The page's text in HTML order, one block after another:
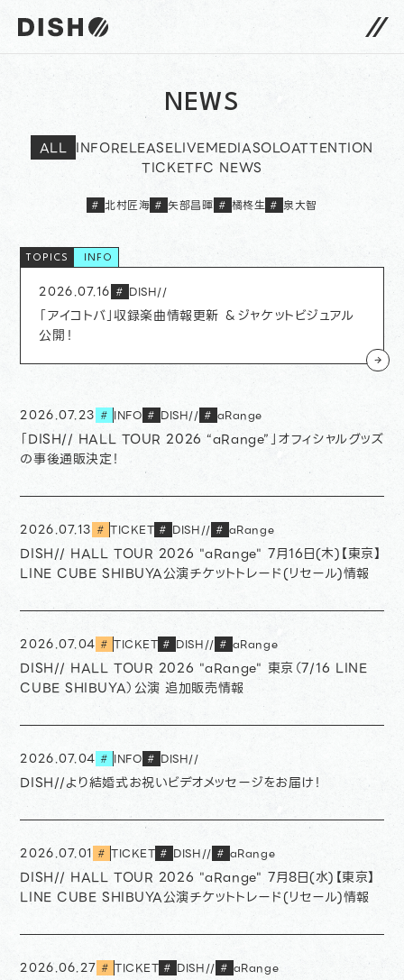
DISH// サイトトップへ
NEWS
ALL INFORELEASELIVEMEDIASOLOATTENTION
TICKETFC NEWS
# 北村匠海 # 矢部昌暉 # 橘柊生 # 泉大智
INFO
2026.07.16 # DISH//
「アイコトバ」収録楽曲情報更新 ＆ジャケットビジュアル
公開！
2026.07.23 # INFO # DISH// # aRange
「DISH// HALL TOUR 2026 “aRange”」オフィシャルグッズ
の事後通販決定！
2026.07.13 # TICKET # DISH// # aRange
DISH// HALL TOUR 2026 "aRange" 7月16日(木)【東京】
LINE CUBE SHIBUYA公演チケットトレード(リセール)情報
2026.07.04 # TICKET # DISH// # aRange
DISH// HALL TOUR 2026 "aRange" 東京（7/16 LINE
CUBE SHIBUYA）公演 追加販売情報
2026.07.04 # INFO # DISH//
DISH//より結婚式お祝いビデオメッセージをお届け！
2026.07.01 # TICKET # DISH// # aRange
DISH// HALL TOUR 2026 "aRange" 7月8日(水)【東京】
LINE CUBE SHIBUYA公演チケットトレード(リセール)情報
2026.06.27 # TICKET # DISH// # aRange